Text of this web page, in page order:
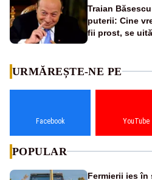
Traian
puterii: Cine
fii prost, se
URMĂREȘTE-NE PE
Facebook YouTube
POPULAR
Fermierii ies în